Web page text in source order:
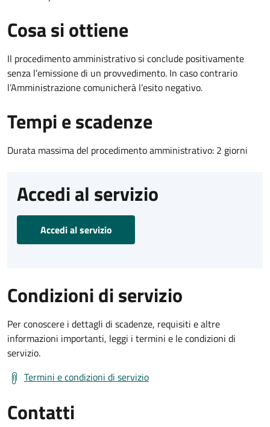
Cosa si ottiene
Il procedimento amministrativo si conclude positivamente
senza l’emissione di un provvedimento. In caso contrario
l’Amministrazione comunicherà l’esito negativo.
Tempi e scadenze
Durata massima del procedimento amministrativo: 2 giorni
Accedi al servizio
Accedi al servizio
Condizioni di servizio
Per conoscere i dettagli di scadenze, requisiti e altre
informazioni importanti, leggi i termini e le condizioni di
servizio.
Termini e condizioni di servizio
Contatti